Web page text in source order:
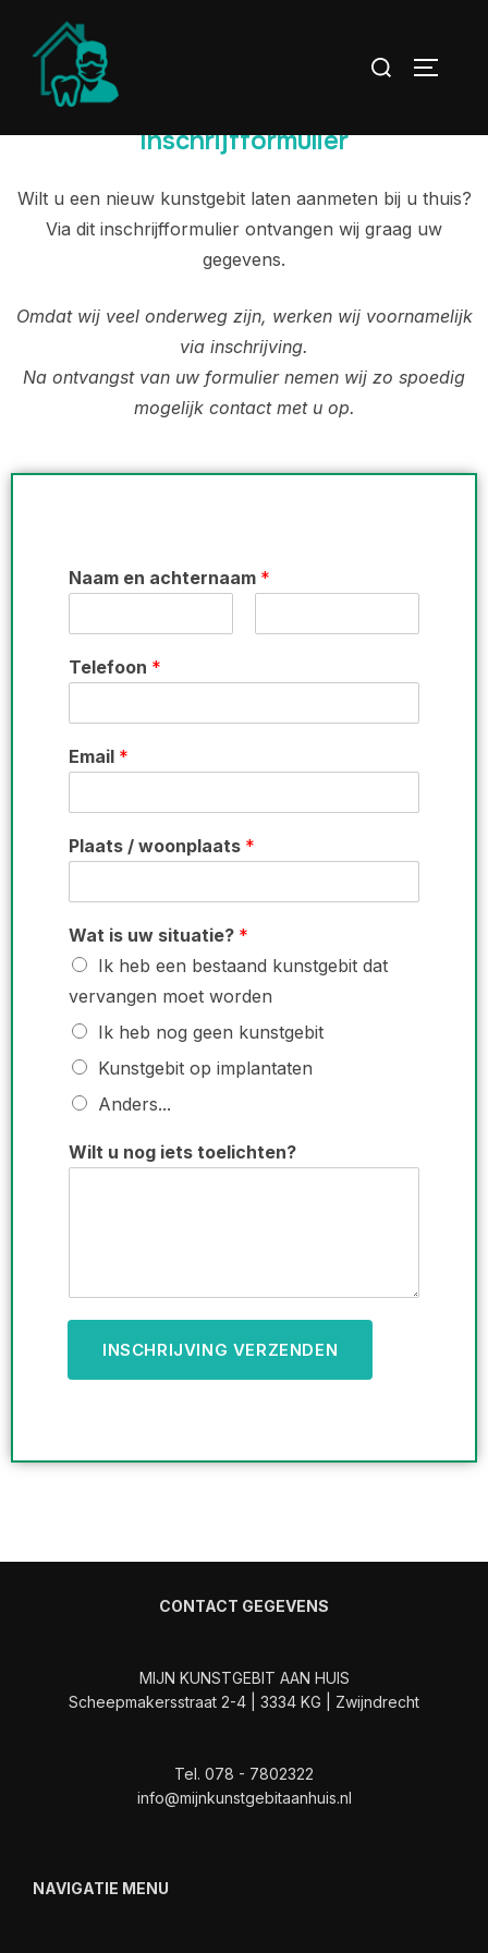
Inschrijfformulier
Wilt u een nieuw kunstgebit laten aanmeten bij u thuis?
Via dit inschrijfformulier ontvangen wij graag uw
gegevens.
Omdat wij veel onderweg zijn, werken wij voornamelijk
via inschrijving.
Na ontvangst van uw formulier nemen wij zo spoedig
mogelijk contact met u op.
Naam en achternaam *
o
o
a
a
m
r
Telefoon *
Email *
Plaats / woonplaats *
Wat is uw situatie? *
Ik heb een bestaand kunstgebit dat
vervangen moet worden
Ik heb nog geen kunstgebit
Kunstgebit op implantaten
Anders...
e
n
Wilt u nog iets toelichten?
INSCHRIJVING VERZENDEN
CONTACT GEGEVENS
MIJN KUNSTGEBIT AAN HUIS
Scheepmakersstraat 2-4 | 3334 KG | Zwijndrecht
Tel. 078 - 7802322
info@mijnkunstgebitaanhuis.nl
NAVIGATIE MENU